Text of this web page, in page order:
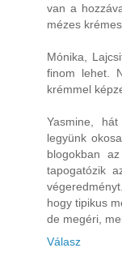
van a
mézes
Mónika,
finom lehet.
krémmel
Yasmine,
legyünk
blogokban
tapogatózik
hogy tipikus
de megéri,
Válasz